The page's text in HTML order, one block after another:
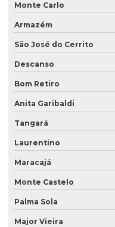
Projeto sistema hidraulico
Projetos estruturais
Viga para concreto armado
Viga concreto protendido
Monte Carlo
Armazém
São José do Cerrito
Descanso
Bom Retiro
Anita Garibaldi
Tangará
Laurentino
Maracajá
Monte Castelo
Palma Sola
Major Vieira